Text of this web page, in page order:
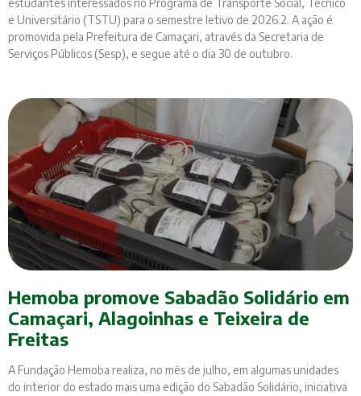
estudantes interessados no Programa de Transporte Social, Técnico
e Universitário (TSTU) para o semestre letivo de 2026.2. A ação é
promovida pela Prefeitura de Camaçari, através da Secretaria de
Serviços Públicos (Sesp), e segue até o dia 30 de outubro.
Hemoba promove Sabadão Solidário em
Camaçari, Alagoinhas e Teixeira de
Freitas
A Fundação Hemoba realiza, no mês de julho, em algumas unidades
do interior do estado mais uma edição do Sabadão Solidário, iniciativa